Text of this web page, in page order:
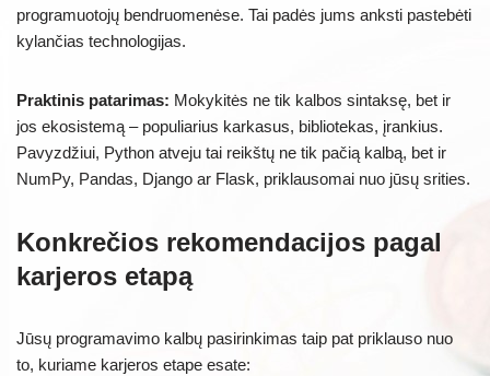
programuotojų bendruomenėse. Tai padės jums anksti pastebėti
kylančias technologijas.
Praktinis patarimas: Mokykitės ne tik kalbos sintaksę, bet ir
jos ekosistemą – populiarius karkasus, bibliotekas, įrankius.
Pavyzdžiui, Python atveju tai reikštų ne tik pačią kalbą, bet ir
NumPy, Pandas, Django ar Flask, priklausomai nuo jūsų srities.
Konkrečios rekomendacijos pagal
karjeros etapą
Jūsų programavimo kalbų pasirinkimas taip pat priklauso nuo
to, kuriame karjeros etape esate: